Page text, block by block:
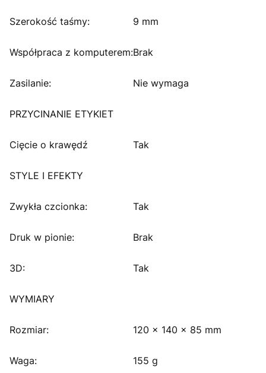
Szerokość taśmy: 9 mm
Współpraca z komputerem:Brak
Zasilanie: Nie wymaga
PRZYCINANIE ETYKIET
Cięcie o krawędź Tak
STYLE I EFEKTY
Zwykła czcionka: Tak
Druk w pionie: Brak
3D: Tak
WYMIARY
Rozmiar: 120 x 140 x 85 mm
Waga: 155 g